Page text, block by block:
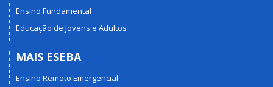
Ensino Fundamental
Educação de Jovens e Adultos
MAIS ESEBA
Ensino Remoto Emergencial